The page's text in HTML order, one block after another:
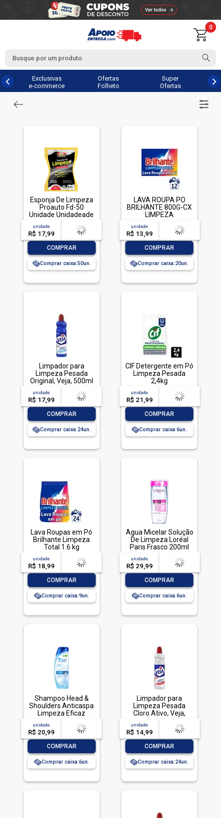
0
Exclusivas
e-commerce
Ofertas
Folheto
Super
Ofertas
Esponja De Limpeza
Proauto Fd-50
Unidade Unidadeade
unidade
R$ 17,99
acima de
-- --,--un.
COMPRAR
Comprar caixa:50
LAVA ROUPA PO
BRILHANTE 800G-CX
LIMPEZA
TOTALLAVA ROUPA
PO BRILHANTE 800G-
CX LIMPEZA TOTAL
unidade
R$ 13,99
acima de
-- --,--un.
COMPRAR
Comprar caixa:20
Limpador para
Limpeza Pesada
Original, Veja, 500ml
unidade
R$ 17,99
acima de
-- --,--un.
COMPRAR
Comprar caixa:24
CIF Detergente em Pó
Limpeza Pesada
2,4kg
unidade
R$ 21,99
acima de
-- --,--un.
COMPRAR
Comprar caixa:6
Lava Roupas em Pó
Brilhante Limpeza
Total 1.6 kg
unidade
R$ 18,99
acima de
-- --,--un.
COMPRAR
Comprar caixa:9
Água Micelar Solução
De Limpeza Loréal
Paris Frasco 200ml
unidade
R$ 29,99
acima de
-- --,--un.
COMPRAR
Comprar caixa:6
Shampoo Head &
Shoulders Anticaspa
Limpeza Eficaz
200ml
unidade
R$ 20,99
acima de
-- --,--un.
COMPRAR
Comprar caixa:6
Limpador para
Limpeza Pesada
Cloro Ativo, Veja,
500ml
unidade
R$ 14,99
acima de
-- --,--un.
COMPRAR
Comprar caixa:24